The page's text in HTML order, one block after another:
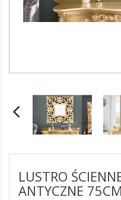
LUSTRO
ANTYCZNE